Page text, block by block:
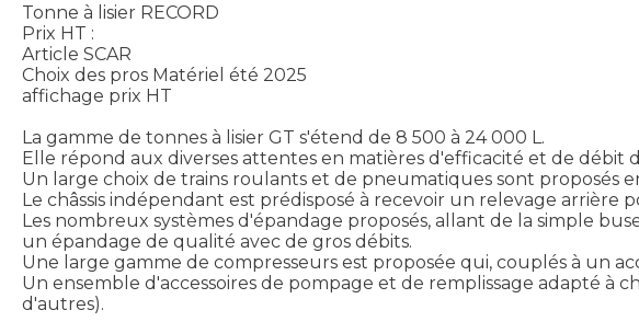
Tonne à lisier RECORD
Prix HT :
Article SCAR
Choix des pros Matériel été 2025
affichage prix HT
La gamme de tonnes à lisier GT s'étend de 8 500 à 24 000 L.
Elle répond aux diverses attentes en matières d'efficacité et de débit
Un large choix de trains roulants et de pneumatiques sont proposés
Le châssis indépendant est prédisposé à recevoir un relevage arrière
Les nombreux systèmes d'épandage proposés, allant de la simple
un épandage de qualité avec de gros débits.
Une large gamme de compresseurs est proposée qui, couplés à un
Un ensemble d'accessoires de pompage et de remplissage adapté à
d'autres).